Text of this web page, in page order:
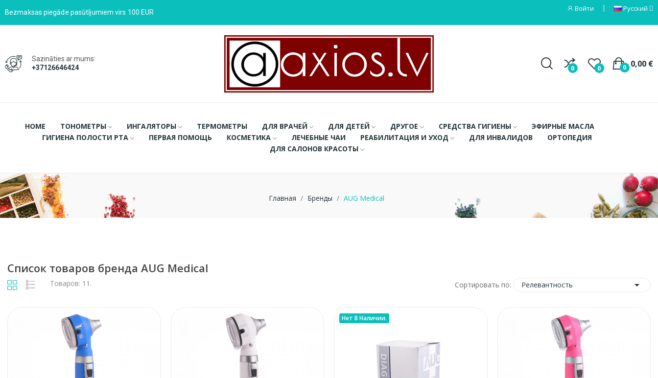
Bezmaksas piegāde pasūtījumiem virs 100 EUR Войти Русский
Sazināties ar mums:
+37126646424
0 0 0,00 €
0
HOME ТОНОМЕТРЫ ИНГАЛЯТОРЫ ТЕРМОМЕТРЫ ДЛЯ ВРАЧЕЙ ДЛЯ ДЕТЕЙ ДРУГОЕ СРЕДСТВА ГИГИЕНЫ
ЭФИРНЫЕ МАСЛА
ГИГИЕНА ПОЛОСТИ РТА
ПЕРВАЯ ПОМОЩЬ КОСМЕТИКА ЛЕЧЕБНЫЕ ЧАИ РЕАБИЛИТАЦИЯ И УХОД ДЛЯ ИНВАЛИДОВ
ОРТОПЕДИЯ
ДЛЯ САЛОНОВ КРАСОТЫ
Главная Бренды AUG Medical
Список товаров бренда AUG Medical
Товаров: 11. Сортировать по: Релевантность 
Нет В Наличии.